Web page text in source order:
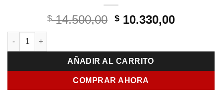
$14.500,00 El
era:
$ 14.500,00.
$ 10.330,00El
es:
Incamur Super Acrílico 20Lts cantidad
AÑADIR AL CARRITO
COMPRAR AHORA